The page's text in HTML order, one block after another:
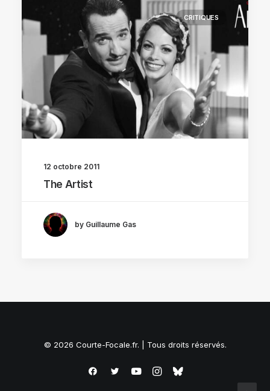
CRITIQUES
12 octobre 2011
The Artist
by Guillaume Gas
© 2026 Courte-Focale.fr. | Tous droits réservés.